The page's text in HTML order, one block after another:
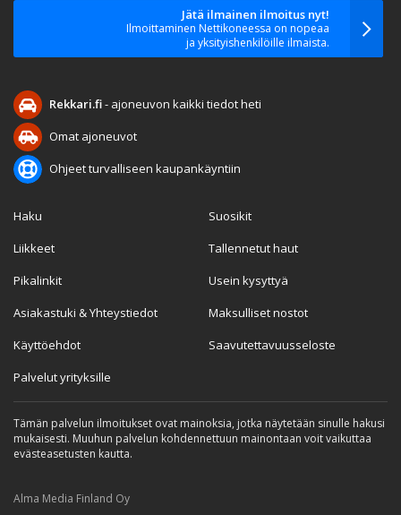
Jätä ilmainen ilmoitus nyt!
Ilmoittaminen Nettikoneessa on nopeaa
ja yksityishenkilöille ilmaista.
Rekkari.fi- ajoneuvon kaikki tiedot heti
Omat ajoneuvot
Ohjeet turvalliseen kaupankäyntiin
Haku
Liikkeet
Pikalinkit
Asiakastuki & Yhteystiedot
Käyttöehdot
Palvelut yrityksille
Suosikit
Tallennetut haut
Usein kysyttyä
Maksulliset nostot
Saavutettavuusseloste
Tämän palvelun ilmoitukset ovat mainoksia, jotka näytetään sinulle hakusi
mukaisesti. Muuhun palvelun kohdennettuun mainontaan voit vaikuttaa
evästeasetusten kautta.
Alma Media Finland Oy